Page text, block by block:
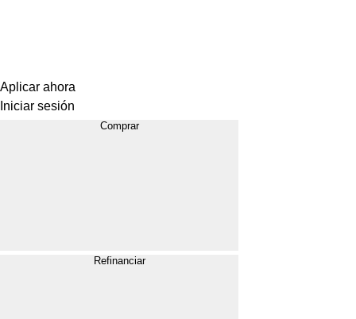
Aplicar ahora
Iniciar sesión
Comprar
Refinanciar